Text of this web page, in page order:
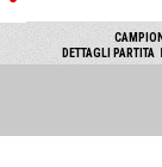
DETTAGLI PARTITA